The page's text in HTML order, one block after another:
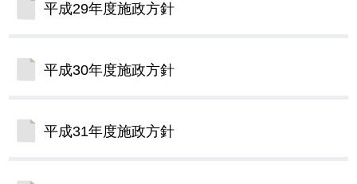
平成29年度施政方針
平成30年度施政方針
平成31年度施政方針